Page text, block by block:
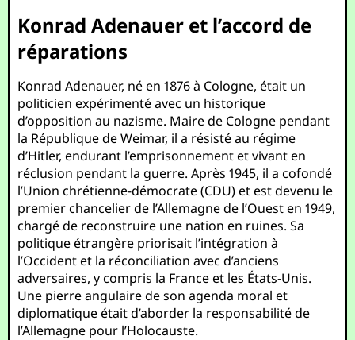
Konrad Adenauer et l’accord de
réparations
Konrad Adenauer, né en 1876 à Cologne, était un
politicien expérimenté avec un historique
d’opposition au nazisme. Maire de Cologne pendant
la République de Weimar, il a résisté au régime
d’Hitler, endurant l’emprisonnement et vivant en
réclusion pendant la guerre. Après 1945, il a cofondé
l’Union chrétienne-démocrate (CDU) et est devenu le
premier chancelier de l’Allemagne de l’Ouest en 1949,
chargé de reconstruire une nation en ruines. Sa
politique étrangère priorisait l’intégration à
l’Occident et la réconciliation avec d’anciens
adversaires, y compris la France et les États-Unis.
Une pierre angulaire de son agenda moral et
diplomatique était d’aborder la responsabilité de
l’Allemagne pour l’Holocauste.